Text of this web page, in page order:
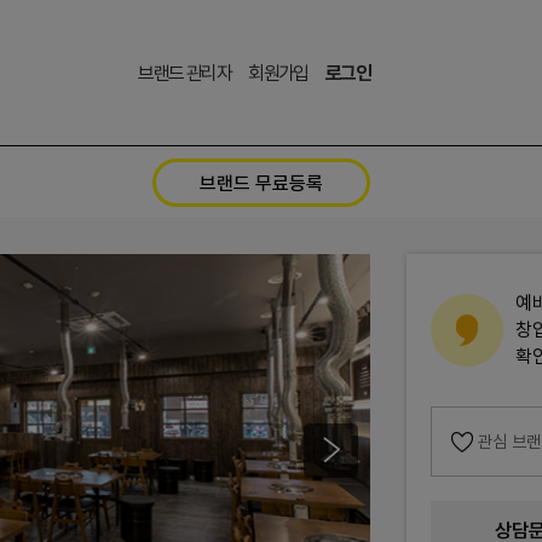
브랜드 관리자 회원가입 로그인
브랜드 무료등록
예
창
확
관심 브
상담